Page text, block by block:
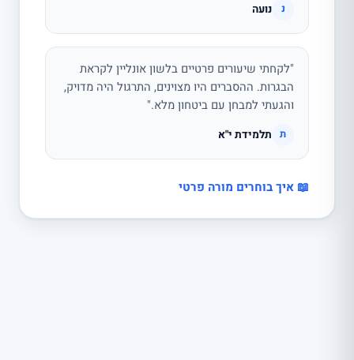
נ נועה
"לקחתי שיעורים פרטיים בלשון אונליין לקראת
הבגרות. ההסברים היו מצוינים, התרגול היה מדויק,
והגעתי למבחן עם ביטחון מלא."
ת תלמידת י"א
📖 איך בוחרים מורה פרטי